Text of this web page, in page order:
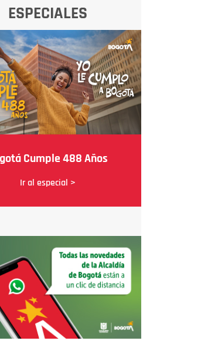
ESPECIALES
Cumple 488 Años
Ir al especial >